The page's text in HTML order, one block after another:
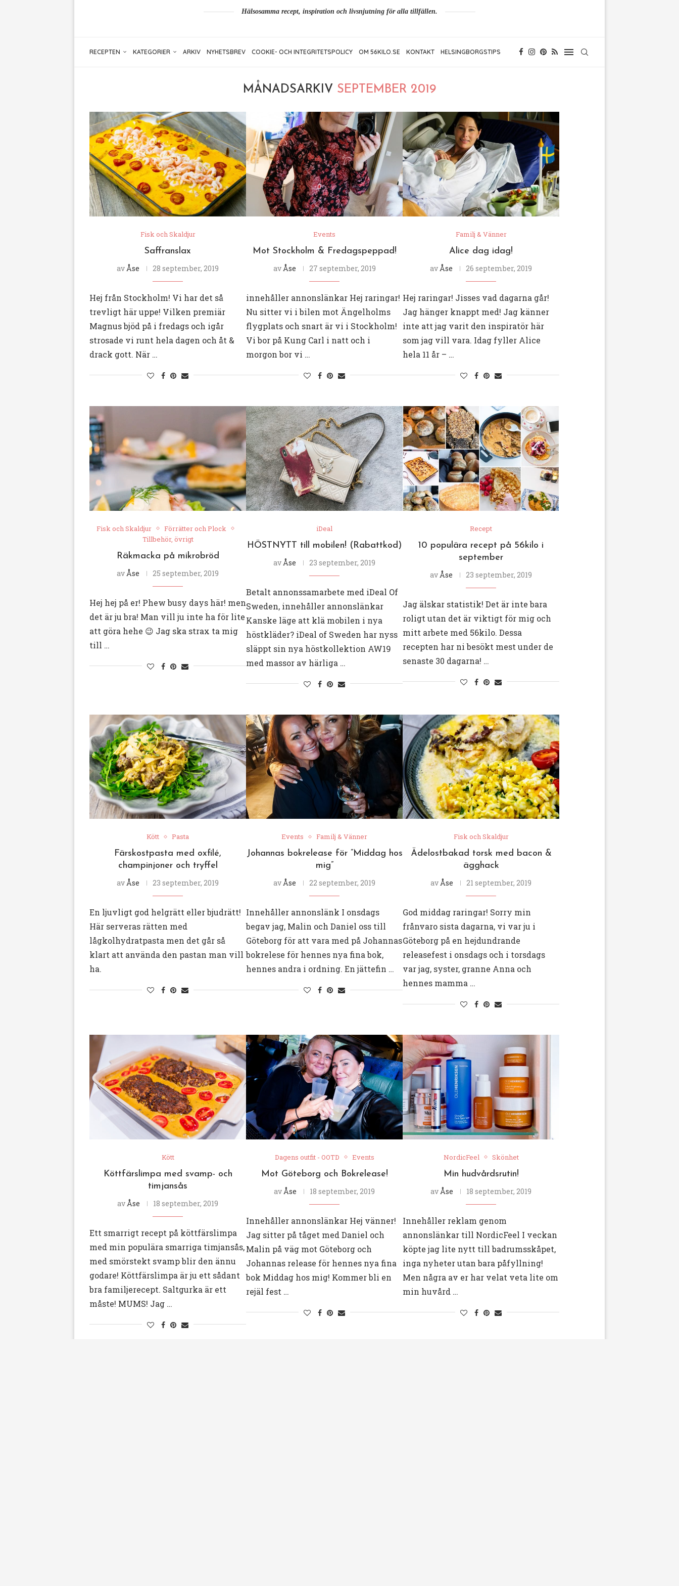
Hälsosamma recept, inspiration och livsnjutning för alla tillfällen.
RECEPTEN KATEGORIER ARKIV NYHETSBREV COOKIE- OCH INTEGRITETSPOLICY OM 56KILO.SE KONTAKT HELSINGBORGSTIPS
MÅNADSARKIV SEPTEMBER 2019
Fisk och Skaldjur
Saffranslax
avÅse 28 september, 2019
Hej från Stockholm! Vi har det så
trevligt här uppe! Vilken premiär
Magnus bjöd på i fredags och igår
strosade vi runt hela dagen och åt &
drack gott. När …
Events
Mot Stockholm & Fredagspeppad!
avÅse 27 september, 2019
innehåller annonslänkar Hej raringar!
Nu sitter vi i bilen mot Ängelholms
flygplats och snart är vi i Stockholm!
Vi bor på Kung Carl i natt och i
morgon bor vi …
Familj & Vänner
Alice dag idag!
avÅse 26 september, 2019
Hej raringar! Jisses vad dagarna går!
Jag hänger knappt med! Jag känner
inte att jag varit den inspiratör här
som jag vill vara. Idag fyller Alice
hela 11 år – …
Fisk och Skaldjur
Förrätter och Plock
Tillbehör, övrigt
Räkmacka på mikrobröd
av Åse 25 september, 2019
Hej hej på er! Phew busy days här! men
det är ju bra! Man vill ju inte ha för lite
att göra hehe 😉 Jag ska strax ta mig
till …
iDeal
HÖSTNYTT till mobilen! (Rabattkod)
av Åse 23 september, 2019
Betalt annonssamarbete med iDeal Of
Sweden, innehåller annonslänkar
Kanske läge att klä mobilen i nya
höstkläder? iDeal of Sweden har nyss
släppt sin nya höstkollektion AW19
med massor av härliga …
Recept
10 populära recept på 56kilo i
september
av Åse 23 september, 2019
Jag älskar statistik! Det är inte bara
roligt utan det är viktigt för mig och
mitt arbete med 56kilo. Dessa
recepten har ni besökt mest under de
senaste 30 dagarna! …
Kött Pasta
Färskostpasta med oxfilé,
champinjoner och tryffel
avÅse 23 september, 2019
En ljuvligt god helgrätt eller bjudrätt!
Här serveras rätten med
lågkolhydratpasta men det går så
klart att använda den pastan man vill
ha.
Events Familj & Vänner
Johannas bokrelease för ”Middag hos
mig”
avÅse 22 september, 2019
Innehåller annonslänk I onsdags
begav jag, Malin och Daniel oss till
Göteborg för att vara med på Johannas
bokrelese för hennes nya fina bok,
hennes andra i ordning. En jättefin …
Fisk och Skaldjur
Ädelostbakad torsk med bacon &
ägghack
avÅse 21 september, 2019
God middag raringar! Sorry min
frånvaro sista dagarna, vi var ju i
Göteborg på en hejdundrande
releasefest i onsdags och i torsdags
var jag, syster, granne Anna och
hennes mamma …
Kött
Köttfärslimpa med svamp- och
timjansås
avÅse 18 september, 2019
Ett smarrigt recept på köttfärslimpa
med min populära smarriga timjansås,
med smörstekt svamp blir den ännu
godare! Köttfärslimpa är ju ett sådant
bra familjerecept. Saltgurka är ett
måste! MUMS! Jag …
Dagens outfit - OOTD Events
Mot Göteborg och Bokrelease!
avÅse 18 september, 2019
Innehåller annonslänkar Hej vänner!
Jag sitter på tåget med Daniel och
Malin på väg mot Göteborg och
Johannas release för hennes nya fina
bok Middag hos mig! Kommer bli en
rejäl fest …
NordicFeel Skönhet
Min hudvårdsrutin!
avÅse 18 september, 2019
Innehåller reklam genom
annonslänkar till NordicFeel I veckan
köpte jag lite nytt till badrumsskåpet,
inga nyheter utan bara påfyllning!
Men några av er har velat veta lite om
min huvård …